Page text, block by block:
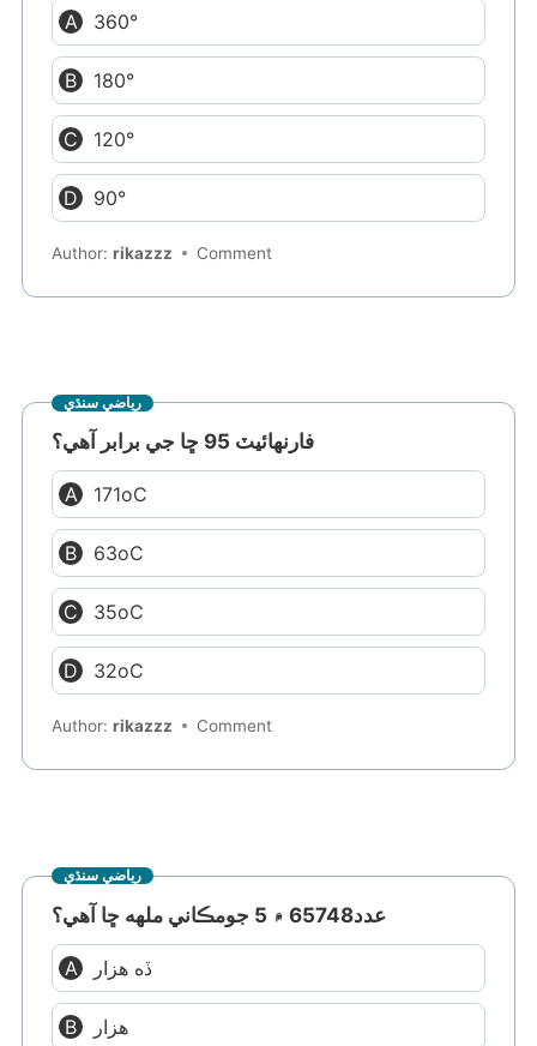
360°
180°
120°
90°
Author:rikazzz Comment
رياضي سنڌي
فارنهائيٽ 95 ڇا جي برابر آهي؟
171oC
63oC
35oC
32oC
Author:rikazzz Comment
رياضي سنڌي
عدد65748 ۾ 5 جومڪاني ملهه ڇا آهي؟
ڏه هزار
هزار